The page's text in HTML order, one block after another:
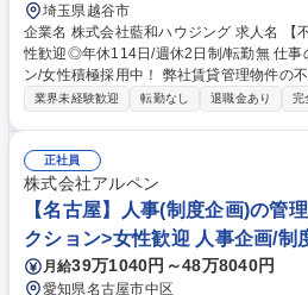
埼玉県越谷市
企業名 株式会社藍和ハウジング 求人名 【不動産賃貸管理(家賃管理）】女
性歓迎◎年休114日/週休2日制/転勤無 仕事の内容 ◎ポジティブアクショ
ン/女性積極採用中！ 弊社賃貸管理物件の
斡旋/賃料管理)をお任せします。家賃管理を
取りながら、働くことができます。将来的
価値の高い宅地建物取引士などの資格取得
アップを支援します。 ※物件エリアは主に越
種 【不動産賃貸管理(家賃管理）】女性歓
無
業界未経験歓迎 転勤なし 退職金あり 完
正社員
株式会社アルペン
【名古屋】人事(制度企画)の管
クション>女性歓迎 人事企画/制
月給39万1040円～48万8040円
愛知県名古屋市中区